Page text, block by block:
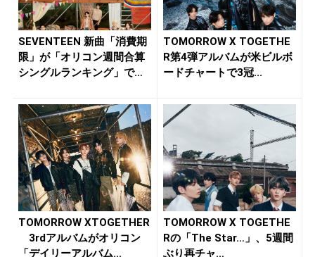
SEVENTEEN 新曲「消費期
限」が「オリコン週間合算
シングルランキング」で
TOMORROW X TOGETHE
R第4弾アルバムが米ビルボ
ードチャートで3冠...
TOMORROW XTOGETHER
3rdアルバムがオリコン
「デイリーアルバム...
TOMORROW X TOGETHE
Rの「The Star…」、5週間
ぶり再チャ...